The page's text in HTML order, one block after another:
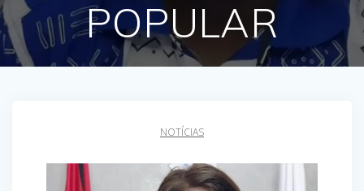
POPULAR
NOTÍCIAS